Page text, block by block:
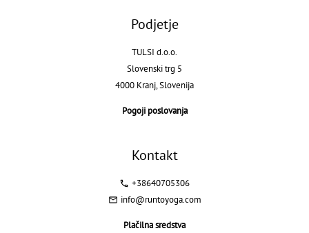
Podjetje
TULSI d.o.o.
Slovenski trg 5
4000 Kranj, Slovenija
Pogoji poslovanja
Kontakt
+38640705306
info@runtoyoga.com
Plačilna sredstva